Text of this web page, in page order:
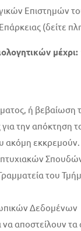
Επιστημών
(δείτε
ή βεβαίωση
την απόκτηση
ακόμη εκκρεμούν.
του
Δεδομένων
αποστείλουν τα